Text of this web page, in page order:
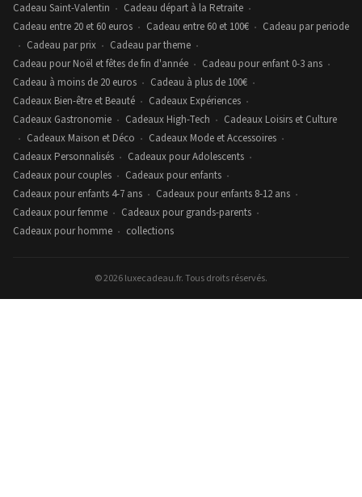
Cadeau Saint-Valentin • Cadeau départ à la Retraite •
Cadeau entre 20 et 60 euros • Cadeau entre 60 et 100€ • Cadeau par periode
• Cadeau par prix • Cadeau par theme •
Cadeau pour Noël et fêtes de fin d'année • Cadeau pour enfant 0-3 ans •
Cadeau à moins de 20 euros • Cadeau à plus de 100€ •
Cadeaux Bien-être et Beauté • Cadeaux Expériences •
Cadeaux Gastronomie • Cadeaux High-Tech • Cadeaux Loisirs et Culture
• Cadeaux Maison et Déco • Cadeaux Mode et Accessoires •
Cadeaux Personnalisés • Cadeaux pour Adolescents •
Cadeaux pour couples • Cadeaux pour enfants •
Cadeaux pour enfants 4-7 ans • Cadeaux pour enfants 8-12 ans •
Cadeaux pour femme • Cadeaux pour grands-parents •
Cadeaux pour homme • collections
© 2026 luxecadeau.fr. Tous droits réservés.